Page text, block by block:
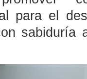
para el
sabiduría